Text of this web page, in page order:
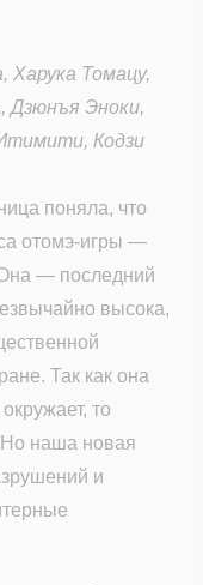
Харука Томацу,
Дзюнъя Эноки,
Кодзи
поняла, что
отомэ-игры —
— последний
высока,
Так как она
то
Но наша новая
и